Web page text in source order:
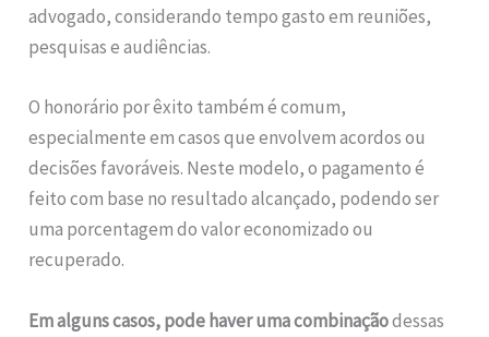
advogado, considerando tempo gasto em reuniões,
pesquisas e audiências.
O honorário por êxito também é comum,
especialmente em casos que envolvem acordos ou
decisões favoráveis. Neste modelo, o pagamento é
feito com base no resultado alcançado, podendo ser
uma porcentagem do valor economizado ou
recuperado.
Em alguns casos, pode haver uma combinaçãodessas